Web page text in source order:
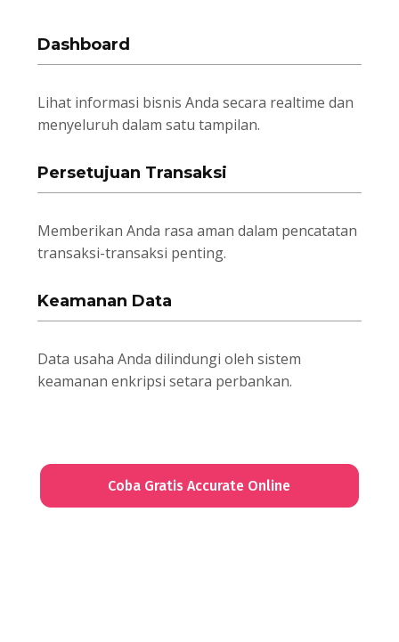
Dashboard
Lihat informasi bisnis Anda secara realtime dan
menyeluruh dalam satu tampilan.
Persetujuan Transaksi
Memberikan Anda rasa aman dalam pencatatan
transaksi-transaksi penting.
Keamanan Data
Data usaha Anda dilindungi oleh sistem
keamanan enkripsi setara perbankan.
Coba Gratis Accurate Online